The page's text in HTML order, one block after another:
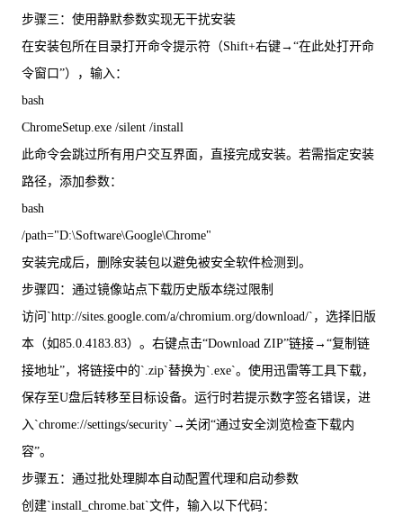
步骤三：使用静默参数实现无干扰安装
在安装包所在目录打开命令提示符（Shift+右键→“在此处打开命
令窗口”），输入：
bash
ChromeSetup.exe /silent /install
此命令会跳过所有用户交互界面，直接完成安装。若需指定安装
路径，添加参数：
bash
/path="D:\Software\Google\Chrome"
安装完成后，删除安装包以避免被安全软件检测到。
步骤四：通过镜像站点下载历史版本绕过限制
访问`http://sites.google.com/a/chromium.org/download/`，选择旧版
本（如85.0.4183.83）。右键点击“Download ZIP”链接→“复制链
接地址”，将链接中的`.zip`替换为`.exe`。使用迅雷等工具下载，
保存至U盘后转移至目标设备。运行时若提示数字签名错误，进
入`chrome://settings/security`→关闭“通过安全浏览检查下载内
容”。
步骤五：通过批处理脚本自动配置代理和启动参数
创建`install_chrome.bat`文件，输入以下代码：